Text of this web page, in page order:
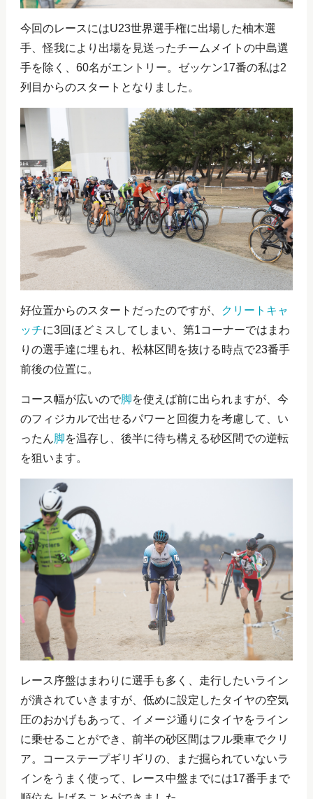
今回のレースにはU23世界選手権に出場した柚木選
手、怪我により出場を見送ったチームメイトの中島選
手を除く、60名がエントリー。ゼッケン17番の私は2
列目からのスタートとなりました。
好位置からのスタートだったのですが、
クリートキャ
ッチに3回ほどミスしてしまい、第1コーナーではまわ
りの選手達に埋もれ、松林区間を抜ける時点で23番手
前後の位置に。
コース幅が広いので脚を使えば前に出られますが、今
のフィジカルで出せるパワーと回復力を考慮して、い
ったん脚を温存し、後半に待ち構える砂区間での逆転
を狙います。
レース序盤はまわりに選手も多く、走行したいライン
が潰されていきますが、低めに設定したタイヤの空気
圧のおかげもあって、イメージ通りにタイヤをライン
に乗せることができ、前半の砂区間はフル乗車でクリ
ア。コーステープギリギリの、まだ掘られていないラ
インをうまく使って、レース中盤までには17番手まで